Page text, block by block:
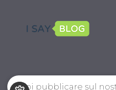
Vuoi pubblicare sul